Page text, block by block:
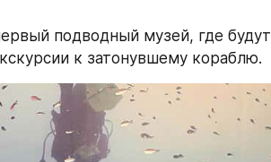
подводный музей, где будут
к затонувшему кораблю.